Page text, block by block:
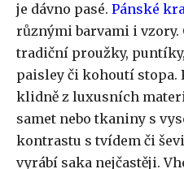
je dávno pasé. Pánské
různými barvami i vzory.
tradiční proužky,
paisley či kohoutí stopa.
klidně z luxusních
samet nebo tkaniny s
kontrastu s tvídem či
vyrábí saka nejčastěji.